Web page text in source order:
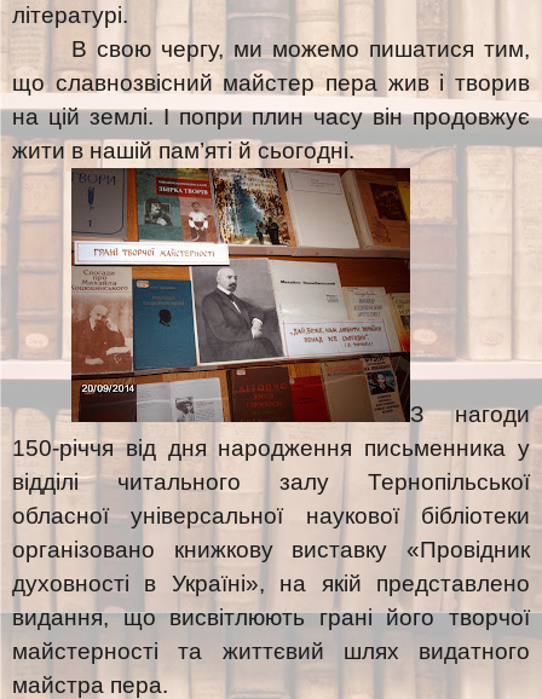
літературі.
В свою чергу, ми можемо пишатися тим,
що славнозвісний майстер пера жив і творив
на цій землі. І попри плин часу він продовжує
жити в нашій пам’яті й сьогодні.
З нагоди
150-річчя від дня народження письменника у
відділі читального залу Тернопільської
обласної універсальної наукової бібліотеки
організовано книжкову виставку «Провідник
духовності в Україні», на якій представлено
видання, що висвітлюють грані його творчої
майстерності та життєвий шлях видатного
майстра пера.